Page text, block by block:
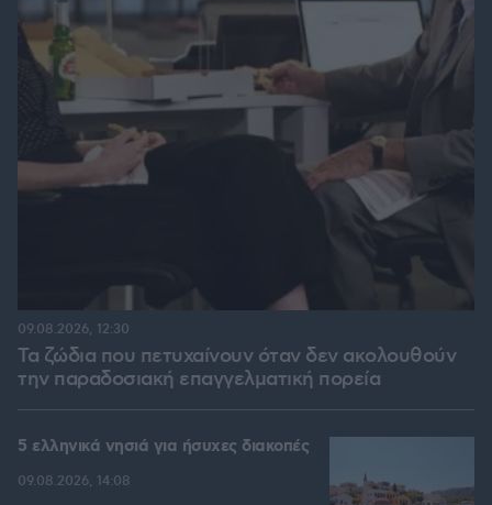
Τα ζώδια που πετυχαίνουν όταν δεν ακολουθούν
την παραδοσιακή επαγγελματική πορεία
09.08.2026, 12:30
5 ελληνικά νησιά για ήσυχες διακοπές
09.08.2026, 14:08